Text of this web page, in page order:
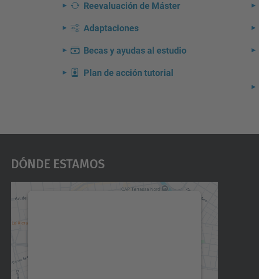
Reevaluación de Máster
Adaptaciones
Becas y ayudas al estudio
Plan de acción tutorial
Dónde Estamos